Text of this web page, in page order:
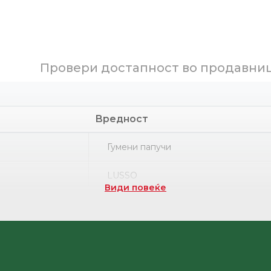
Провери достапност во
Вредност
Гумени папучи
LUSSO
Види повеќе